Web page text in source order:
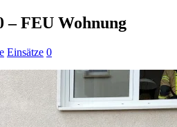
– FEU Wohnung
Einsätze 0